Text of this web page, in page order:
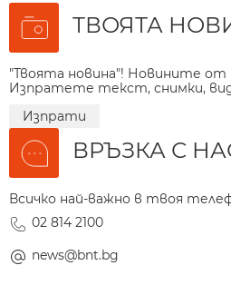
ТВОЯТА
"Твоята новина"! Новините
Изпратете текст, снимки,
Изпрати
ВРЪЗКА С
Всичко най-важно в твоя
02 814 2100
news@bnt.bg